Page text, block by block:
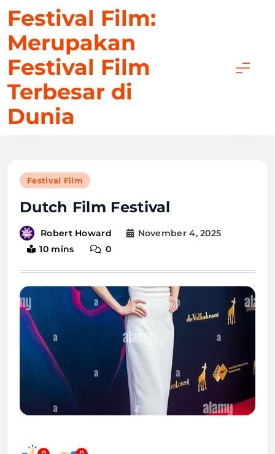
content
Festival Film:
Merupakan
Festival Film
Terbesar di
Dunia
Festival Film
Dutch Film Festival
Robert Howard
November 4, 2025
10 mins
0